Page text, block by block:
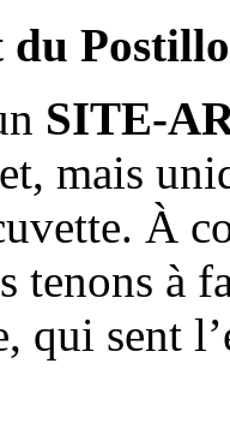
du
SITE-
mais
À
tenons à
qui sent